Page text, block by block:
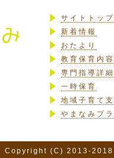
サイトトップ
新着情報
おたより
教育保育内
専門指導詳細
一時保育
地域子育て
やまなみプ
Copyright (C) 2013-